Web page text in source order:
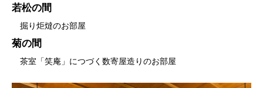
若松の間
掘り炬燵のお部屋
菊の間
茶室「笑庵」につづく数寄屋造りのお部屋